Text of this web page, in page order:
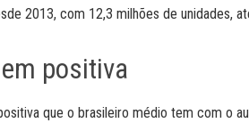
2013, com 12,3 milhões de unidades,
positiva
que o brasileiro médio tem com o